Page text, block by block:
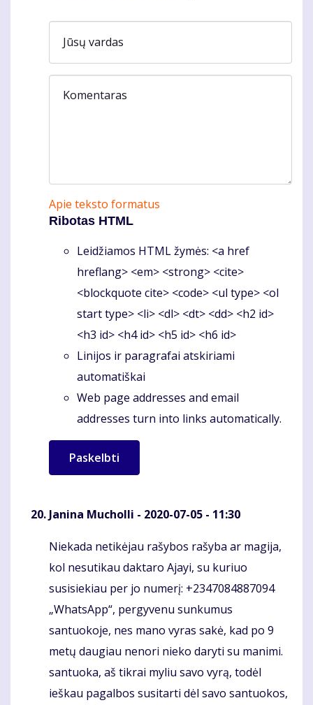
Jūsų vardas
Komentaras
Apie teksto formatus
Ribotas HTML
Leidžiamos HTML žymės: <a href
hreflang> <em> <strong> <cite>
<blockquote cite> <code> <ul type> <ol
start type> <li> <dl> <dt> <dd> <h2 id>
<h3 id> <h4 id> <h5 id> <h6 id>
Linijos ir paragrafai atskiriami
automatiškai
Web page addresses and email
addresses turn into links automatically.
Janina Mucholli - 2020-07-05 - 11:30
Komentaras
Niekada netikėjau rašybos rašyba ar magija,
kol nesutikau daktaro Ajayi, su kuriuo
susisiekiau per jo numerį: +2347084887094
„WhatsApp“, pergyvenu sunkumus
santuokoje, nes mano vyras sakė, kad po 9
metų daugiau nenori nieko daryti su manimi.
santuoka, aš tikrai myliu savo vyrą, todėl
ieškau pagalbos susitarti dėl savo santuokos,